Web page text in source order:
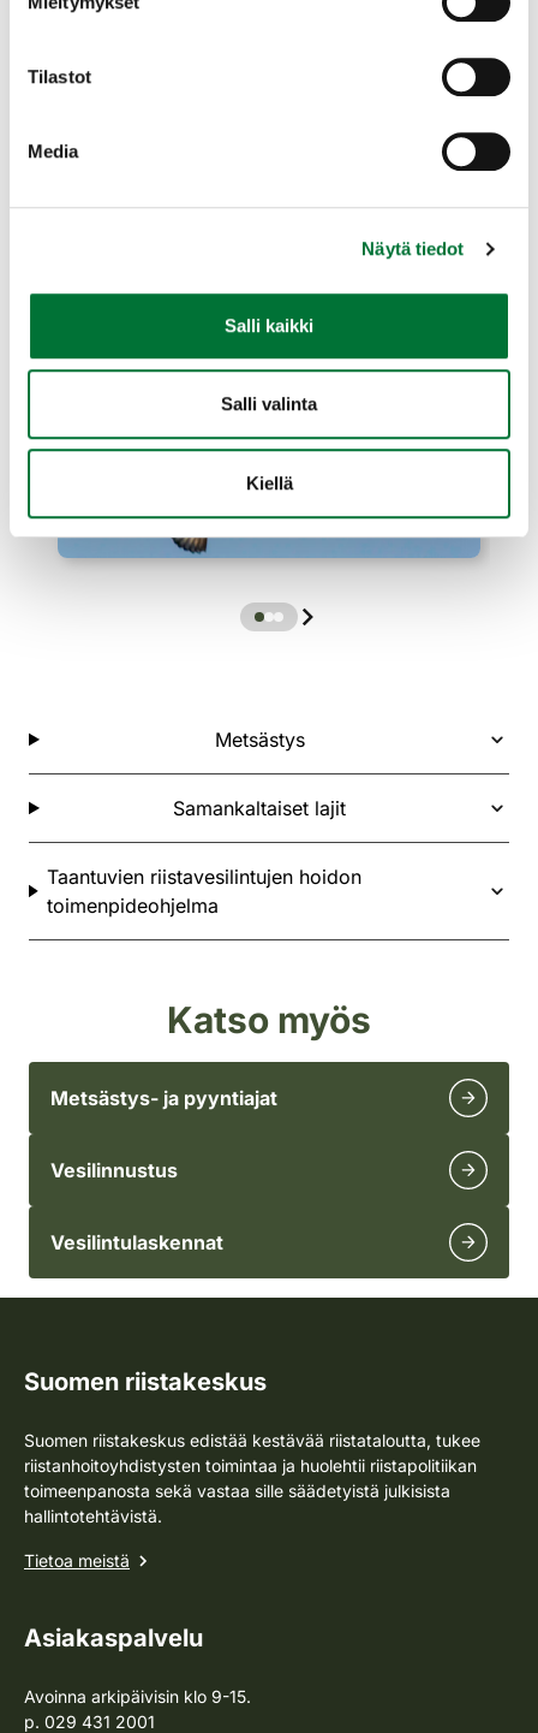
Tilastot
Media
Näytä tiedot
Salli kaikki
Salli valinta
Kiellä
harmaanvihreää munaa. Pesä veden lähellä
lokkiyhdyskunnissa.
Metsästys
Samankaltaiset lajit
Taantuvien riistavesilintujen hoidon
toimenpideohjelma
Katso myös
Metsästys- ja pyyntiajat
Vesilinnustus
Vesilintulaskennat
Suomen riistakeskus
Suomen riistakeskus edistää kestävää riistataloutta, tukee
riistanhoitoyhdistysten toimintaa ja huolehtii riistapolitiikan
toimeenpanosta sekä vastaa sille säädetyistä julkisista
hallintotehtävistä.
Tietoa meistä
Asiakaspalvelu
Avoinna arkipäivisin klo 9-15.
p. 029 431 2001